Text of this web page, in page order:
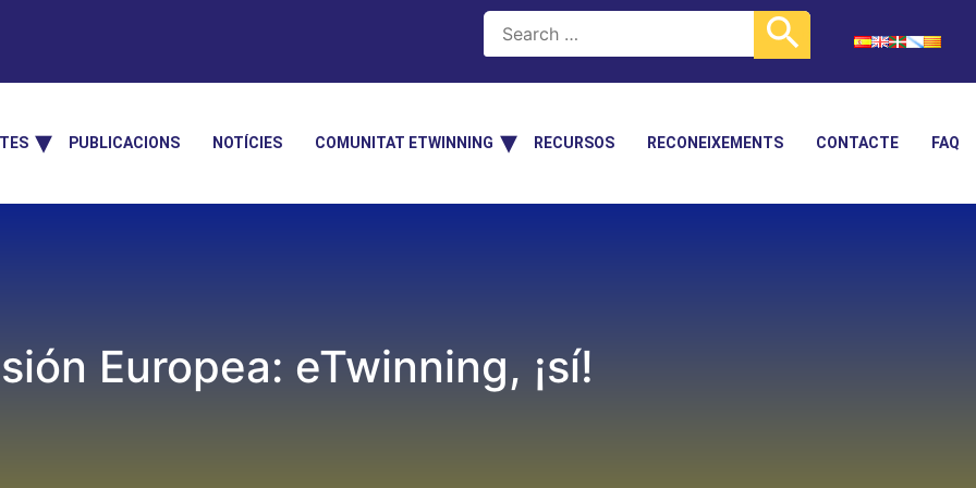
PUBLICACIONS NOTÍCIES COMUNITAT ETWINNING RECURSOS RECONEIXEMENTS CONTACTE FAQ
Europea: eTwinning, ¡sí!